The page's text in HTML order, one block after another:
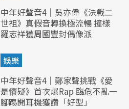
中年好聲音4｜吳亦偉《決戰二
世祖》真假音轉換極流暢 撞樣
羅志祥獲周國豐封偶像派
娛樂
中年好聲音4｜鄭家聲挑戰《愛
是懷疑》首次爆Rap 臨危不亂一
腳踢開耳機獲讚「好型」